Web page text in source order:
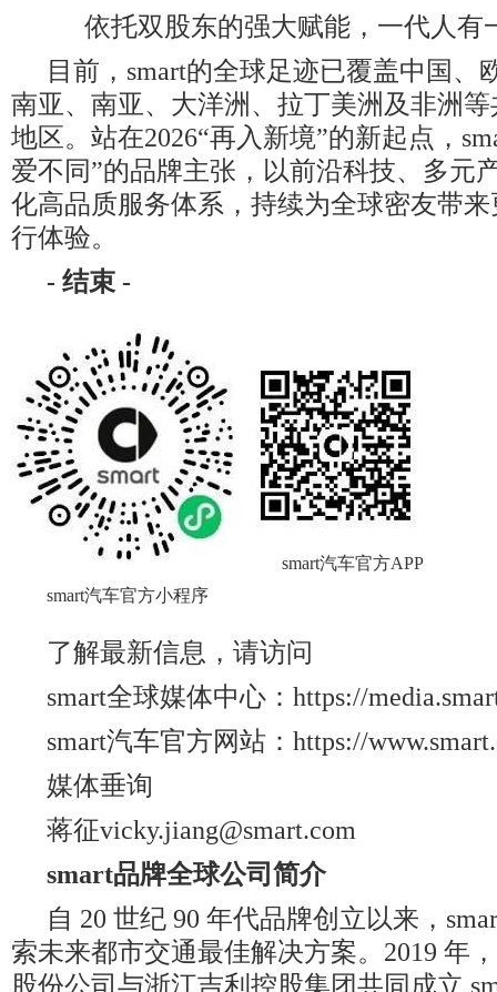
依托双股东的强大赋能，一代人有
目前，smart的全球足迹已覆盖中国、
南亚、南亚、大洋洲、拉丁美洲及非洲
地区。站在2026“再入新境”的新起点，
爱不同”的品牌主张，以前沿科技、多元
化高品质服务体系，持续为全球密友带
行体验。
- 结束 -
smart汽车官方小程序
smart汽车官方APP
了解最新信息，请访问
smart全球媒体中心：https://
smart汽车官方网站：https://
媒体垂询
蒋征vicky.jiang@smart.com
smart品牌全球公司简介
自 20 世纪 90 年代品牌创立以来，
索未来都市交通最佳解决方案。2019 年
股份公司与浙江吉利控股集团共同成立